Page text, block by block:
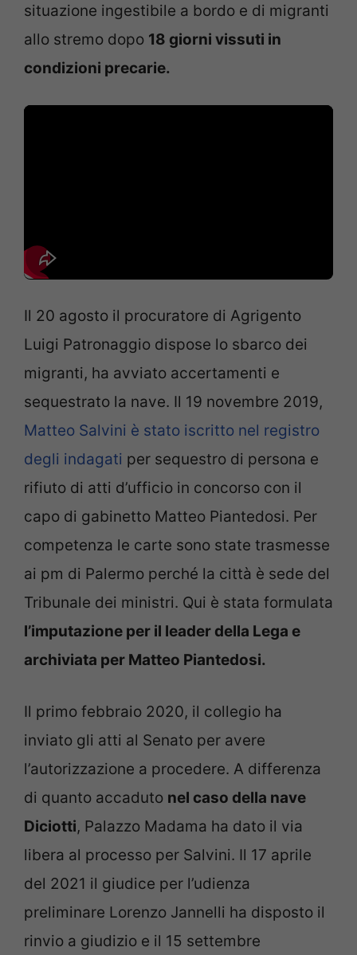
situazione ingestibile a bordo e di migranti
allo stremo dopo 18 giorni vissuti in
condizioni precarie.
Il 20 agosto il procuratore di Agrigento
Luigi Patronaggio dispose lo sbarco dei
migranti, ha avviato accertamenti e
sequestrato la nave. Il 19 novembre 2019,
Matteo Salvini è stato iscritto nel registro
degli indagati per sequestro di persona e
rifiuto di atti d’ufficio in concorso con il
capo di gabinetto Matteo Piantedosi. Per
competenza le carte sono state trasmesse
ai pm di Palermo perché la città è sede del
Tribunale dei ministri. Qui è stata formulata
l’imputazione per il leader della Lega e
archiviata per Matteo Piantedosi.
Il primo febbraio 2020, il collegio ha
inviato gli atti al Senato per avere
l’autorizzazione a procedere. A differenza
di quanto accaduto nel caso della nave
Diciotti, Palazzo Madama ha dato il via
libera al processo per Salvini. Il 17 aprile
del 2021 il giudice per l’udienza
preliminare Lorenzo Jannelli ha disposto il
rinvio a giudizio e il 15 settembre